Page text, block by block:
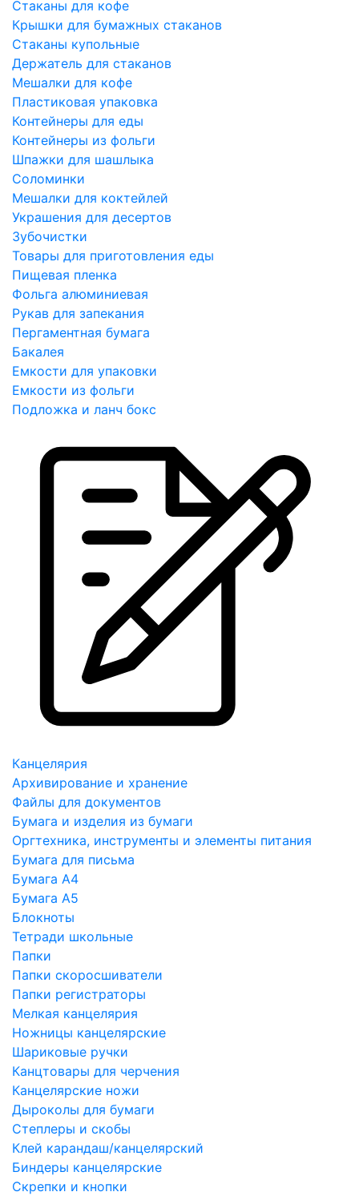
Стаканы для кофе
Крышки для бумажных стаканов
Стаканы купольные
Держатель для стаканов
Мешалки для кофе
Пластиковая упаковка
Контейнеры для еды
Контейнеры из фольги
Шпажки для шашлыка
Соломинки
Мешалки для коктейлей
Украшения для десертов
Зубочистки
Товары для приготовления еды
Пищевая пленка
Фольга алюминиевая
Рукав для запекания
Пергаментная бумага
Бакалея
Емкости для упаковки
Емкости из фольги
Подложка и ланч бокс
Канцелярия
Архивирование и хранение
Файлы для документов
Бумага и изделия из бумаги
Оргтехника, инструменты и элементы питания
Бумага для письма
Бумага А4
Бумага А5
Блокноты
Тетради школьные
Папки
Папки скоросшиватели
Папки регистраторы
Мелкая канцелярия
Ножницы канцелярские
Шариковые ручки
Канцтовары для черчения
Канцелярские ножи
Дыроколы для бумаги
Степлеры и скобы
Клей карандаш/канцелярский
Биндеры канцелярские
Скрепки и кнопки